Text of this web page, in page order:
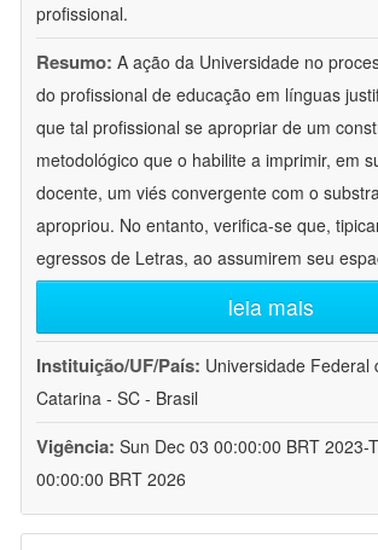
profissional.
Resumo: A ação da Universidade no
do profissional de educação em línguas
que tal profissional se apropriar de um
metodológico que o habilite a imprimir, em
docente, um viés convergente com o
apropriou. No entanto, verifica-se que,
egressos de Letras, ao assumirem seu
leia mais
Instituição/UF/País: Universidade Federal
Catarina - SC - Brasil
Vigência: Sun Dec 03 00:00:00 BRT 2023-
00:00:00 BRT 2026